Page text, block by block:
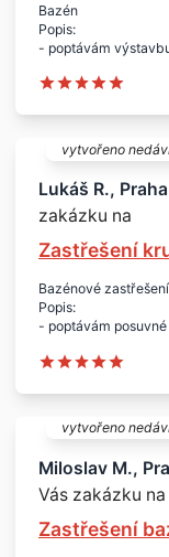
Bazén
Popis:
- poptávám
- jedná se o
posuvného zastřešení
Lokalita:
- Plzeň - jih
Termín:
- jaro 2017
vytvořeno
Lukáš R.,
zakázku na
Zastřešení
Bazénové zastřešení
Popis:
- poptávám
- výška minimálně
Lokalita:
- Praha
Doplňující
- jedná se o
- oblastí působnosti
vytvořeno
Miloslav M.,
Vás zakázku na
Zastřešení